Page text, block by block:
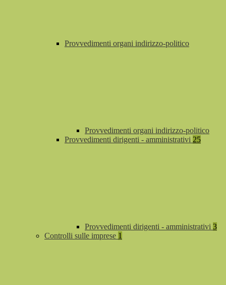
Provvedimenti organi indirizzo-politico
Provvedimenti organi indirizzo-politico
Provvedimenti dirigenti - amministrativi 25
Provvedimenti dirigenti - amministrativi 3
Controlli sulle imprese 1